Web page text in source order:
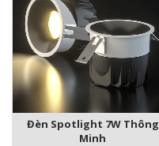
Đèn Spotlight 7W Thông
Minh